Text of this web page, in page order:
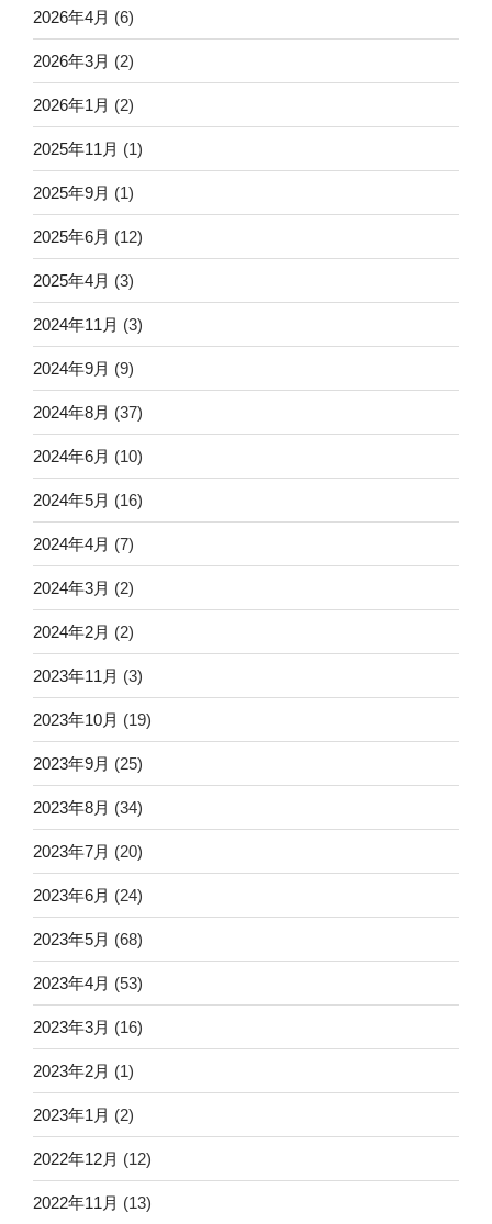
2026年4月 (6)
2026年3月 (2)
2026年1月 (2)
2025年11月 (1)
2025年9月 (1)
2025年6月 (12)
2025年4月 (3)
2024年11月 (3)
2024年9月 (9)
2024年8月 (37)
2024年6月 (10)
2024年5月 (16)
2024年4月 (7)
2024年3月 (2)
2024年2月 (2)
2023年11月 (3)
2023年10月 (19)
2023年9月 (25)
2023年8月 (34)
2023年7月 (20)
2023年6月 (24)
2023年5月 (68)
2023年4月 (53)
2023年3月 (16)
2023年2月 (1)
2023年1月 (2)
2022年12月 (12)
2022年11月 (13)